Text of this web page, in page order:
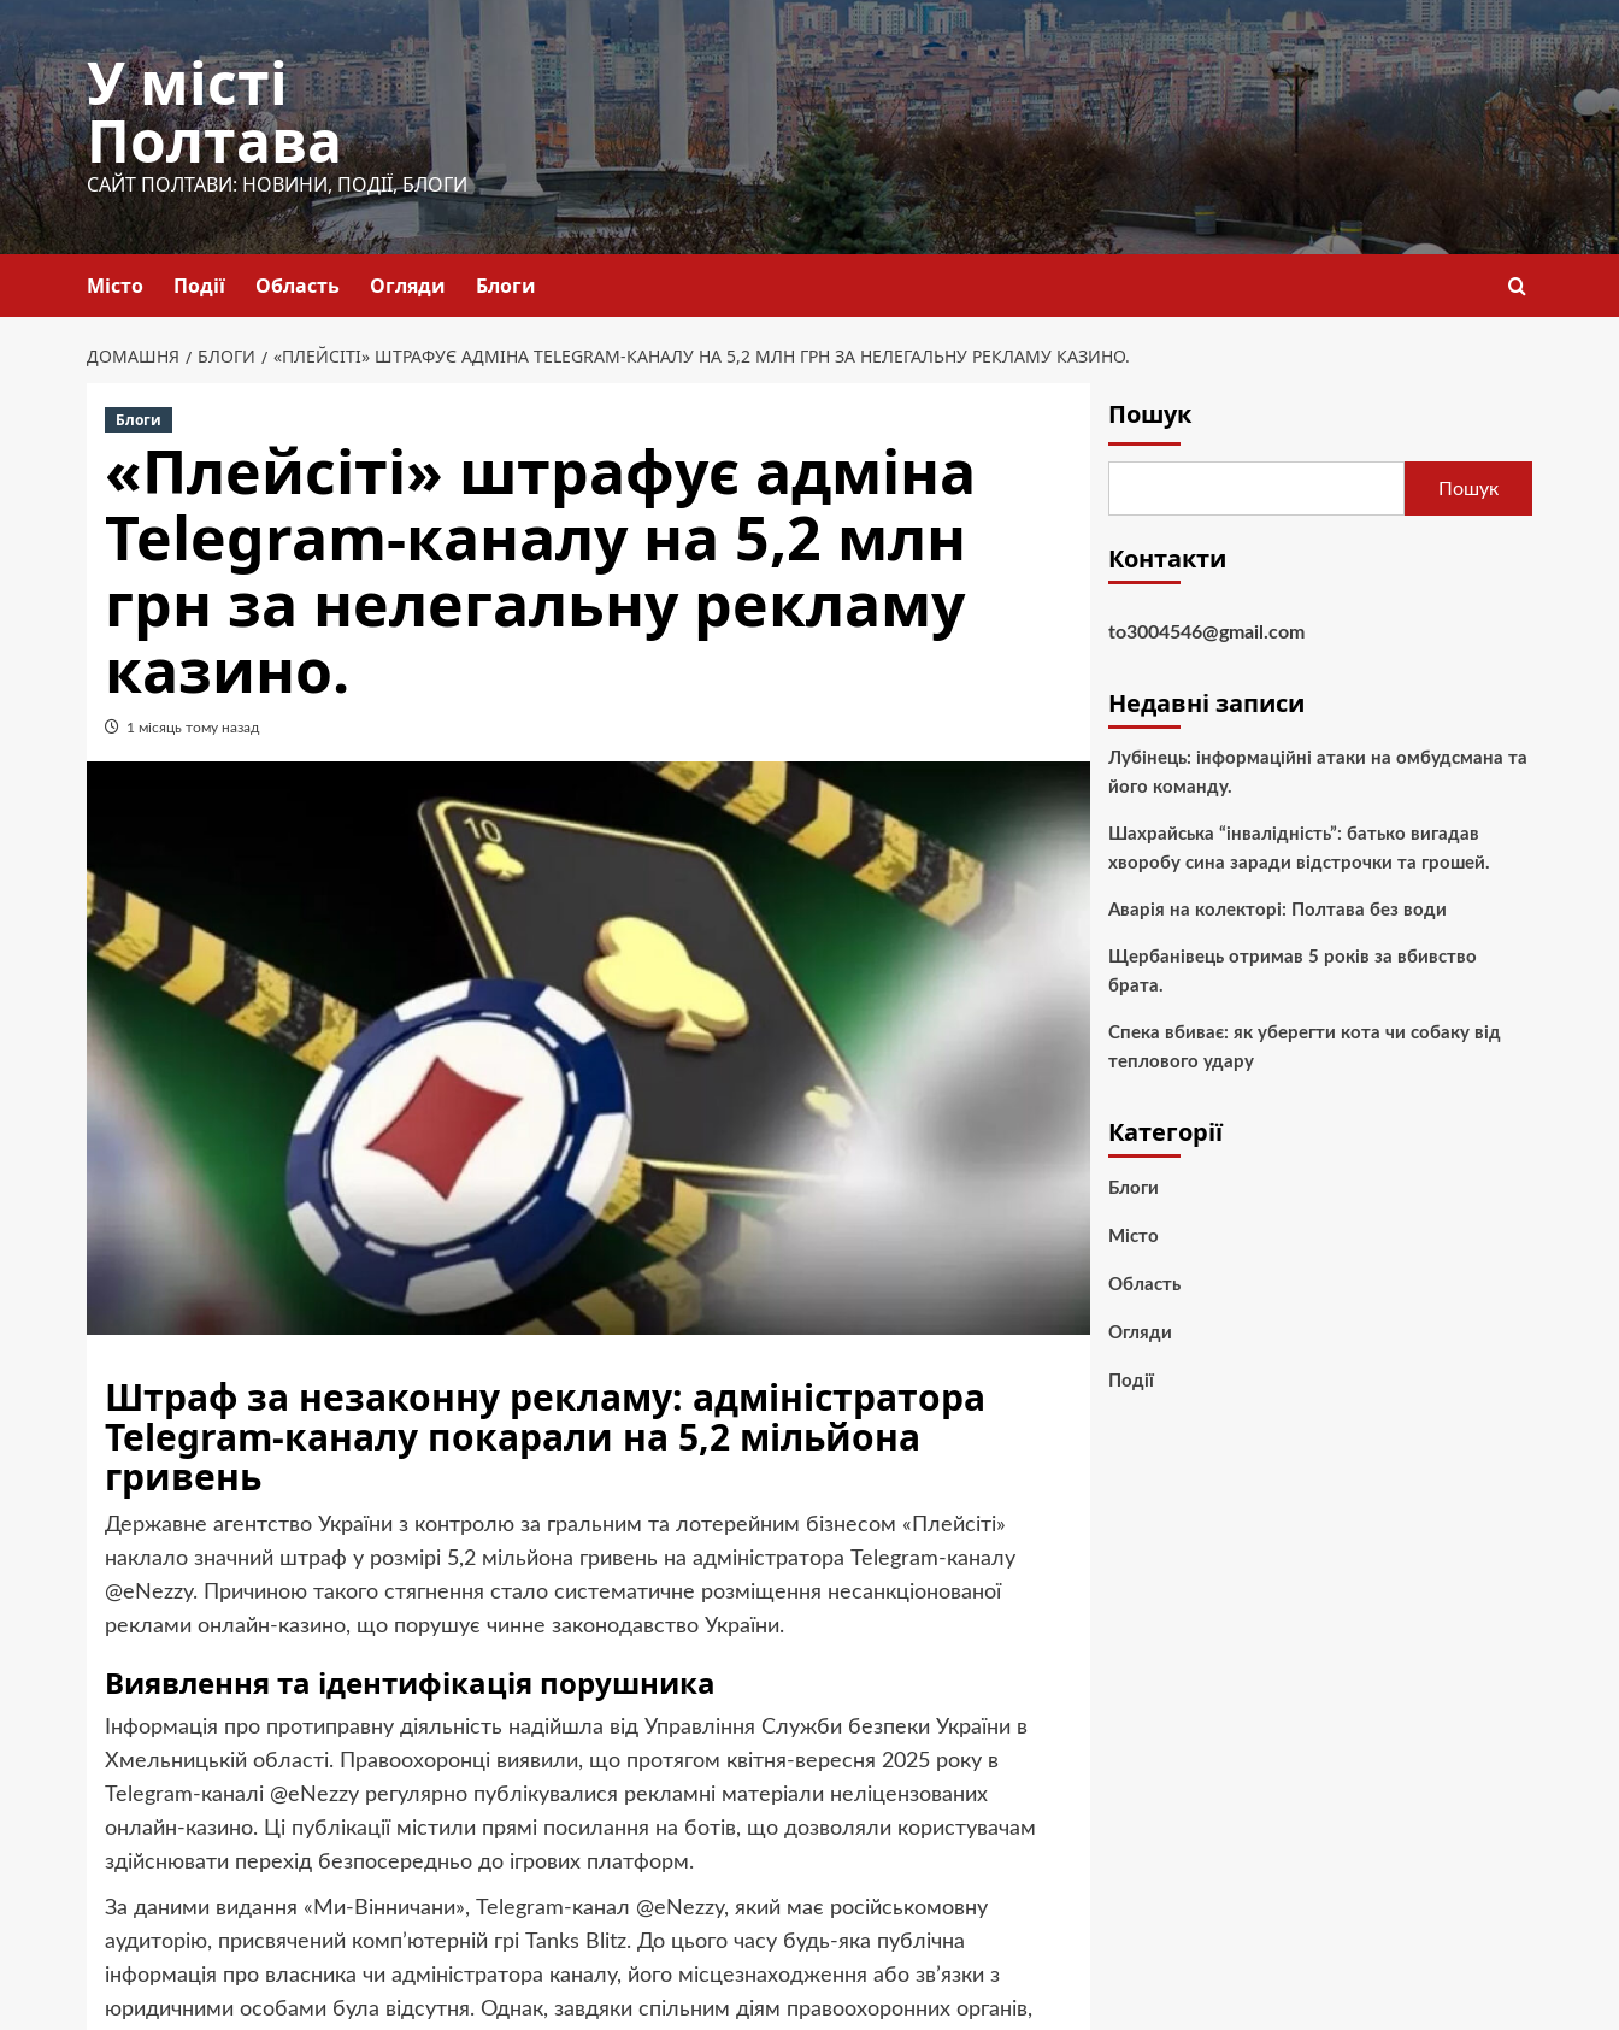
до
вмісту
У місті
Полтава
САЙТ ПОЛТАВИ: НОВИНИ, ПОДІЇ, БЛОГИ
Місто Події Область Огляди Блоги
ДОМАШНЯ БЛОГИ «ПЛЕЙСІТІ» ШТРАФУЄ АДМІНА TELEGRAM-КАНАЛУ НА 5,2 МЛН ГРН ЗА НЕЛЕГАЛЬНУ РЕКЛАМУ КАЗИНО.
Блоги
«Плейсіті» штрафує адміна
Telegram-каналу на 5,2 млн
грн за нелегальну рекламу
казино.
1 місяць тому назад
Штраф за незаконну рекламу: адміністратора
Telegram-каналу покарали на 5,2 мільйона
гривень
Державне агентство України з контролю за гральним та лотерейним бізнесом «Плейсіті»
наклало значний штраф у розмірі 5,2 мільйона гривень на адміністратора Telegram-каналу
@eNezzy. Причиною такого стягнення стало систематичне розміщення несанкціонованої
реклами онлайн-казино, що порушує чинне законодавство України.
Виявлення та ідентифікація порушника
Інформація про протиправну діяльність надійшла від Управління Служби безпеки України в
Хмельницькій області. Правоохоронці виявили, що протягом квітня-вересня 2025 року в
Telegram-каналі @eNezzy регулярно публікувалися рекламні матеріали неліцензованих
онлайн-казино. Ці публікації містили прямі посилання на ботів, що дозволяли користувачам
здійснювати перехід безпосередньо до ігрових платформ.
За даними видання «Ми-Вінничани», Telegram-канал @eNezzy, який має російськомовну
аудиторію, присвячений комп’ютерній грі Tanks Blitz. До цього часу будь-яка публічна
інформація про власника чи адміністратора каналу, його місцезнаходження або зв’язки з
юридичними особами була відсутня. Однак, завдяки спільним діям правоохоронних органів,
Пошук
Пошук
Контакти
to3004546@gmail.com
Недавні записи
Лубінець: інформаційні атаки на омбудсмана та
його команду.
Шахрайська “інвалідність”: батько вигадав
хворобу сина заради відстрочки та грошей.
Аварія на колекторі: Полтава без води
Щербанівець отримав 5 років за вбивство
брата.
Спека вбиває: як уберегти кота чи собаку від
теплового удару
Категорії
Блоги
Місто
Область
Огляди
Події